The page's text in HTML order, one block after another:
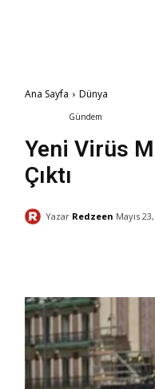
Ana Sayfa Dünya
Gündem
Yeni Virüs
Çıktı
Yazar Redzeen Mayıs